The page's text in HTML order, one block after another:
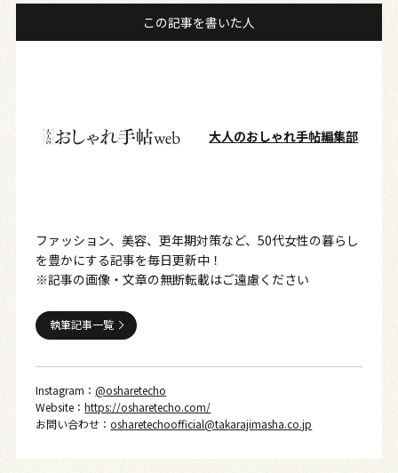
この記事を書いた人
大人のおしゃれ手帖編集部
ファッション、美容、更年期対策など、50代女性の暮らし
を豊かにする記事を毎日更新中！
※記事の画像・文章の無断転載はご遠慮ください
執筆記事一覧
Instagram：@osharetecho
Website：https://osharetecho.com/
お問い合わせ：osharetechoofficial@takarajimasha.co.jp